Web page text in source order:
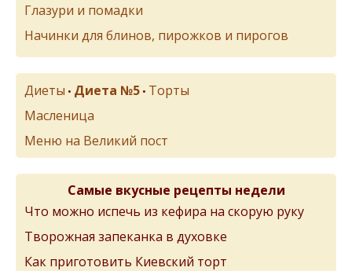
Глазури и помадки
Начинки для блинов, пирожков и пирогов
Диеты • Диета №5 • Торты
Масленица
Меню на Великий пост
Самые вкусные рецепты недели
Что можно испечь из кефира на скорую руку
Творожная запеканка в духовке
Как приготовить Киевский торт